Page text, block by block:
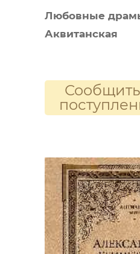
Любовные
Аквитанская